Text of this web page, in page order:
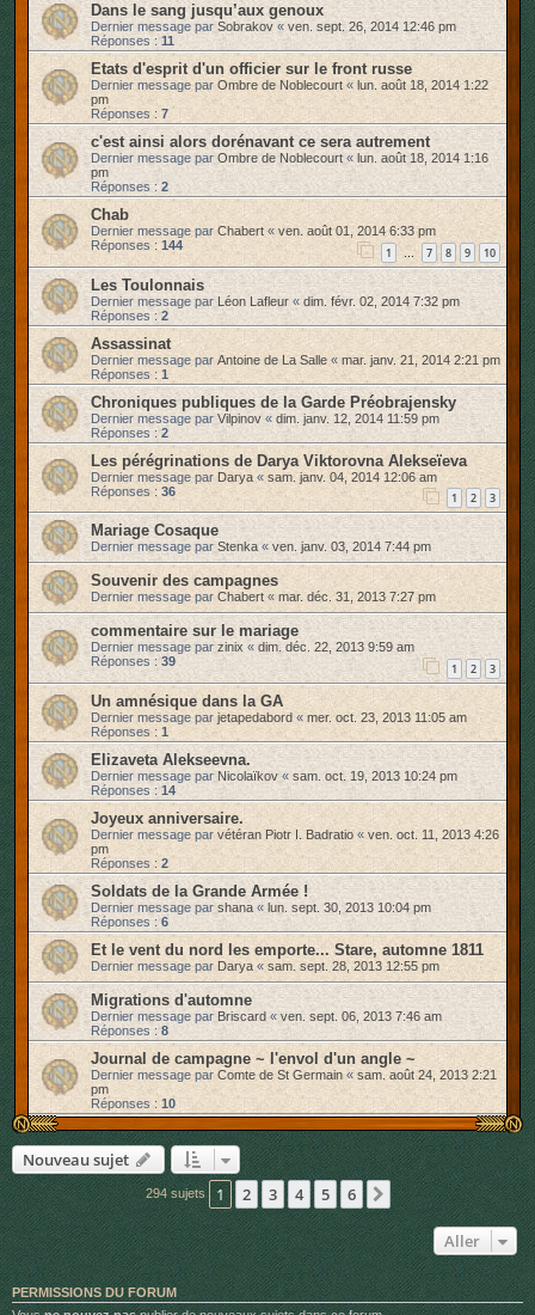
Dans le sang jusqu’aux genoux
Dernier message parSobrakov « ven. sept. 26, 2014 12:46 pm
Réponses : 11
Etats d'esprit d'un officier sur le front russe
Dernier message par Ombre de Noblecourt « lun. août 18, 2014 1:22
pm
Réponses : 7
c'est ainsi alors dorénavant ce sera autrement
Dernier message parOmbre de Noblecourt« lun. août 18, 2014 1:16
pm
Réponses : 2
Chab
Dernier message par Chabert « ven. août 01, 2014 6:33 pm
Réponses : 144 1 … 7 8 9 10
Les Toulonnais
Dernier message parLéon Lafleur «dim. févr. 02, 2014 7:32 pm
Réponses : 2
Assassinat
Dernier message par Antoine de La Salle « mar. janv. 21, 2014 2:21 pm
Réponses : 1
Chroniques publiques de la Garde Préobrajensky
Dernier message parVilpinov « dim. janv. 12, 2014 11:59 pm
Réponses : 2
Les pérégrinations de Darya Viktorovna Alekseïeva
Dernier message par Darya« sam. janv. 04, 2014 12:06 am
Réponses : 36 1 2 3
Mariage Cosaque
Dernier message parStenka « ven. janv. 03, 2014 7:44 pm
Souvenir des campagnes
Dernier message par Chabert « mar. déc. 31, 2013 7:27 pm
commentaire sur le mariage
Dernier message parzinix « dim. déc. 22, 2013 9:59 am
Réponses : 39 1 2 3
Un amnésique dans la GA
Dernier message par jetapedabord « mer. oct. 23, 2013 11:05 am
Réponses : 1
Elizaveta Alekseevna.
Dernier message parNicolaïkov« sam. oct. 19, 2013 10:24 pm
Réponses : 14
Joyeux anniversaire.
Dernier message par vétéran Piotr I. Badratio « ven. oct. 11, 2013 4:26
pm
Réponses : 2
Soldats de la Grande Armée !
Dernier message parshana « lun. sept. 30, 2013 10:04 pm
Réponses : 6
Et le vent du nord les emporte... Stare, automne 1811
Dernier message par Darya« sam. sept. 28, 2013 12:55 pm
Migrations d'automne
Dernier message parBriscard «ven. sept. 06, 2013 7:46 am
Réponses : 8
Journal de campagne ~ l'envol d'un angle ~
Dernier message par Comte de St Germain « sam. août 24, 2013 2:21
pm
Réponses : 10
Nouveau sujet
294 sujets 1 2 3 4 5 6 Suivant
Aller
PERMISSIONS DU FORUM